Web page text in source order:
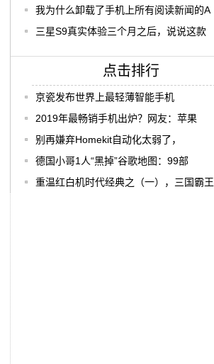
我为什么卸载了手机上所有阅读新闻的A
三星S9真实体验三个月之后，说说这款
点击排行
京瓷发布世界上最轻薄智能手机
2019年最畅销手机出炉？网友：苹果
别再嫌弃Homekit自动化太弱了，
德国小哥1人“黑掉”谷歌地图：99部
重温红白机时代经典之（一），三国霸王